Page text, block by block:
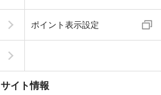
ポイント表示設定
サイト情報